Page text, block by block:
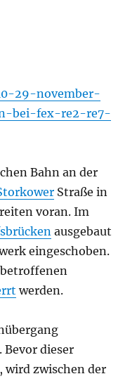
29-november-
bei-fex-re2-re7-
Bahn an der
Straße in
voran. Im
ausgebaut
eingeschoben.
betroffenen
werden.
Bevor dieser
wird zwischen der